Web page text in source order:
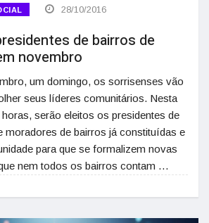
28/10/2016
de bairros de
novembro
um domingo, os sorrisenses vão
seus líderes comunitários. Nesta
serão eleitos os presidentes de
moradores de bairros já constituídas e
para que se formalizem novas
nem todos os bairros contam …